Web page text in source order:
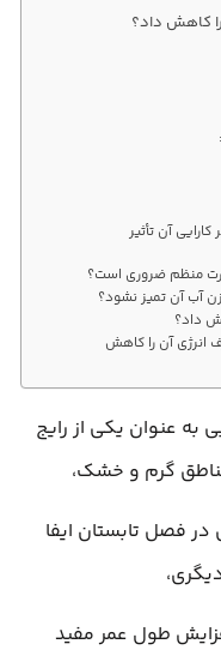
کاهش داد؟
آن تأثیر
منظم ضروری است؟
آب آن تمیز نشود؟
داد؟
انرژی آن را کاهش
به عنوان یکی از رایج
گرم و خشک،
فصل تابستان ایفا
طول عمر مفید